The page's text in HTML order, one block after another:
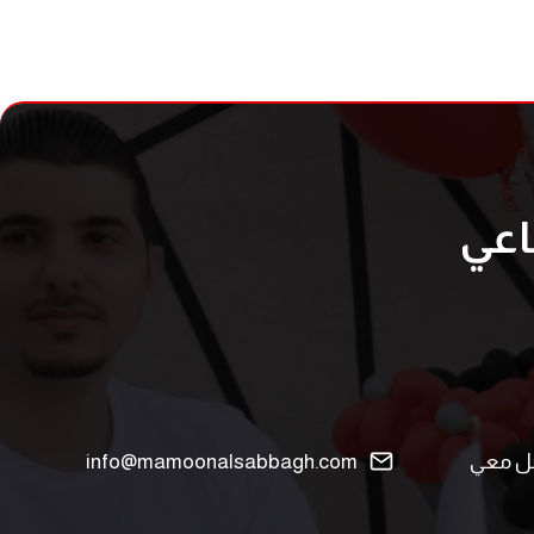
معي info@mamoonalsabbagh.com